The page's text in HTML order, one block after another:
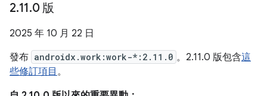
2.11.0 版
2025 年 10 月 22 日
發布 androidx.work:work-*:2.11.0 。2.11.0 版包含這
些修訂項目 。